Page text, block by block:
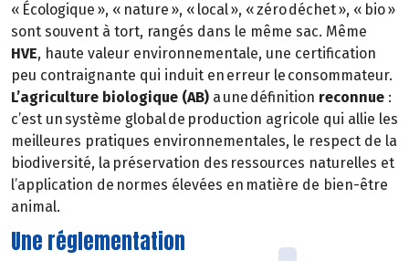
« Écologique », « nature », « local », « zéro déchet », « bio »
sont souvent à tort, rangés dans le même sac. Même
HVE, haute valeur environnementale, une certification
peu contraignante qui induit en erreur le consommateur.
L’agriculture biologique (AB) a une définition reconnue :
c’est un système global de production agricole qui allie les
meilleures pratiques environnementales, le respect de la
biodiversité, la préservation des ressources naturelles et
l’application de normes élevées en matière de bien-être
animal.
Une réglementation